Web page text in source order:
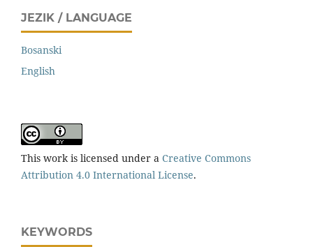
JEZIK / LANGUAGE
Bosanski
English
This work is licensed under a Creative Commons
Attribution 4.0 International License.
KEYWORDS